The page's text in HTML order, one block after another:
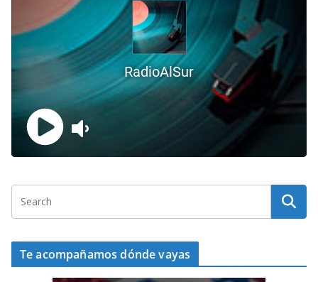
Te acompañamos dónde vayas